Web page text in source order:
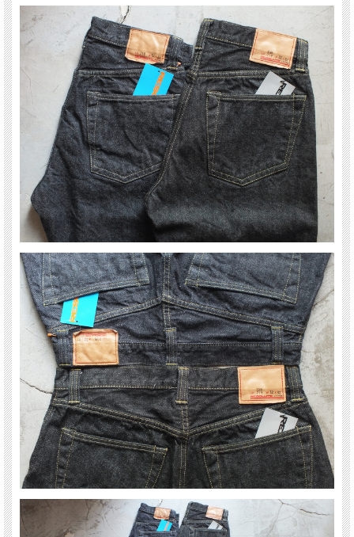
【RESOLUTE リゾルト GB714 大戦 MODEL S501XX WW2 BLACK】
第二次世界大戦下のアメリカで、物資統制によってさまざまな仕様の簡素化が余儀
なくされた通称“大戦モデル”。
戦時中の生産背景から生まれたそれには、統一性のない多種多様なタイプが存在し
ます。
RESOLUTEでは、月桂樹が刻印されたドーナツ型トップボタン、リベットなしの
コインポケット、太めのベルトループといったヴィンテージ大戦モデル特有のディ
テールを踏襲。
ウエスト位置を高めてヒップを包み込むようなシルエットに仕上げています。
洗うたびにデニムの表面が毛羽立つのは710と同様ですが、オンスは半オンス程度